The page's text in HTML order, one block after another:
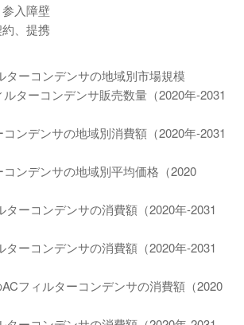
入障壁
、提携
ターコンデンサの地域別市場規模
ターコンデンサ販売数量（2020年-2031
ンデンサの地域別消費額（2020年-2031
ンデンサの地域別平均価格（2020
ターコンデンサの消費額（2020年-2031
ターコンデンサの消費額（2020年-2031
フィルターコンデンサの消費額（2020